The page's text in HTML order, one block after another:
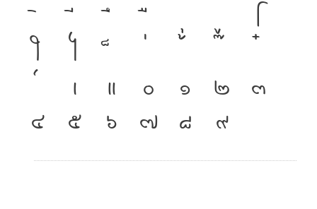
โ
ใ
ไ
เ
แ ๐ ๑ ๒
๓
๔
๕ ๖ ๗ ๘ ๙